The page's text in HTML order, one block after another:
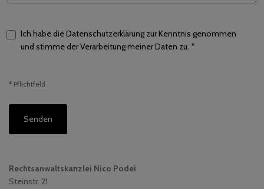
Ich habe die Datenschutzerklärung zur Kenntnis genommen
und stimme der Verarbeitung meiner Daten zu. *
* Pflichtfeld
Rechtsanwaltskanzlei Nico Podei
Steinstr. 21